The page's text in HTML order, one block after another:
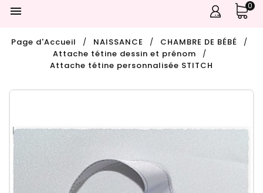
 0
Page d'Accueil NAISSANCE
CHAMBRE DE BÉBÉ
Attache tétine dessin et prénom
Attache tétine personnalisée STITCH